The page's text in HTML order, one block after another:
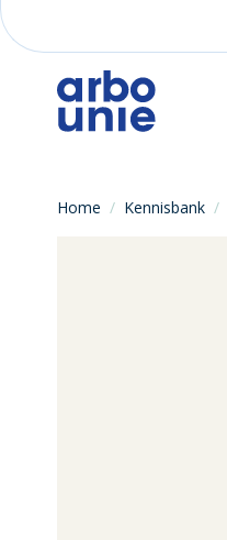
Home / Kennisbank /